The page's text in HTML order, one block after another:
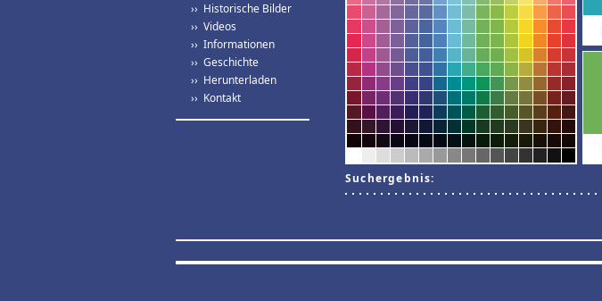
›› Historische Bilder
›› Videos
›› Informationen
›› Geschichte
›› Herunterladen
›› Kontakt
Suchergebnis: